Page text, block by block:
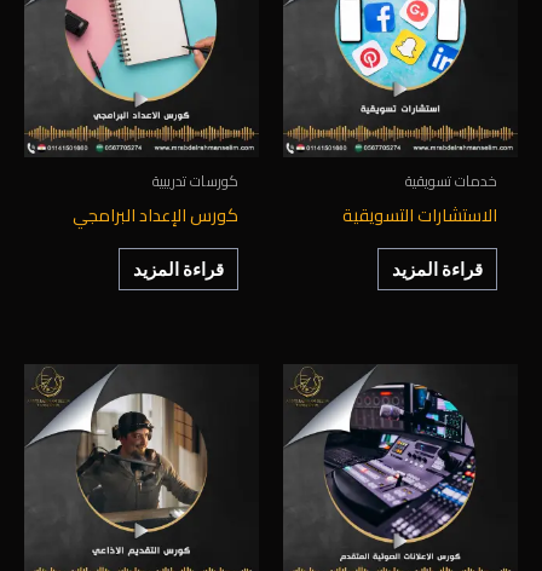
خدمات تسويقية
الاستشارات التسويقية
قراءة المزيد
كورسات تدريبية
كورس الإعداد البرامجي
قراءة المزيد